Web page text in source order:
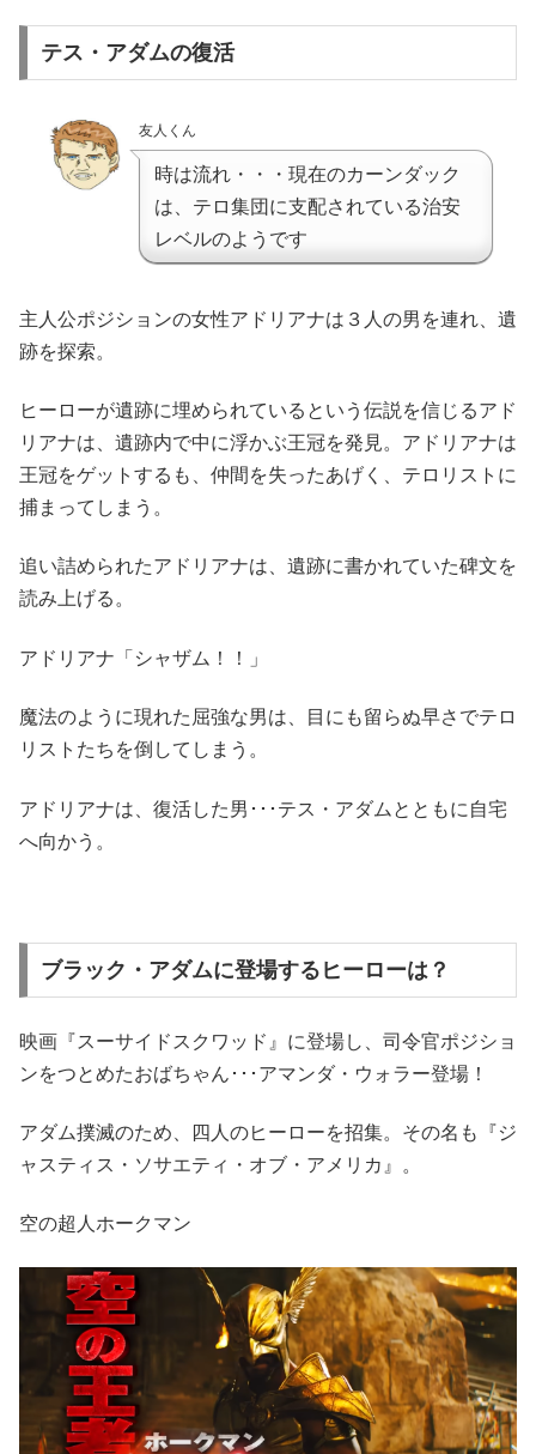
テス・アダムの復活
友人くん
時は流れ・・・現在のカーンダック
は、テロ集団に支配されている治安
レベルのようです
主人公ポジションの女性アドリアナは３人の男を連れ、遺
跡を探索。
ヒーローが遺跡に埋められているという伝説を信じるアド
リアナは、遺跡内で中に浮かぶ王冠を発見。アドリアナは
王冠をゲットするも、仲間を失ったあげく、テロリストに
捕まってしまう。
追い詰められたアドリアナは、遺跡に書かれていた碑文を
読み上げる。
アドリアナ「シャザム！！」
魔法のように現れた屈強な男は、目にも留らぬ早さでテロ
リストたちを倒してしまう。
アドリアナは、復活した男･･･テス・アダムとともに自宅
へ向かう。
ブラック・アダムに登場するヒーローは？
映画『スーサイドスクワッド』に登場し、司令官ポジショ
ンをつとめたおばちゃん･･･アマンダ・ウォラー登場！
アダム撲滅のため、四人のヒーローを招集。その名も『ジ
ャスティス・ソサエティ・オブ・アメリカ』。
空の超人ホークマン